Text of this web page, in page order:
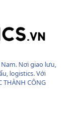
Nơi giao lưu,
logistics. Với
THÀNH CÔNG